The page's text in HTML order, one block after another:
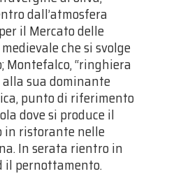
dall’atmosfera
il Mercato delle
che si svolge
Montefalco, “ringhiera
alla sua dominante
punto di riferimento
dove si produce il
in ristorante nelle
In serata rientro in
il pernottamento.